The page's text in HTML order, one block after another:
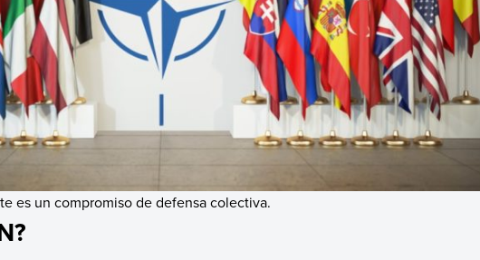
es un compromiso de defensa colectiva.